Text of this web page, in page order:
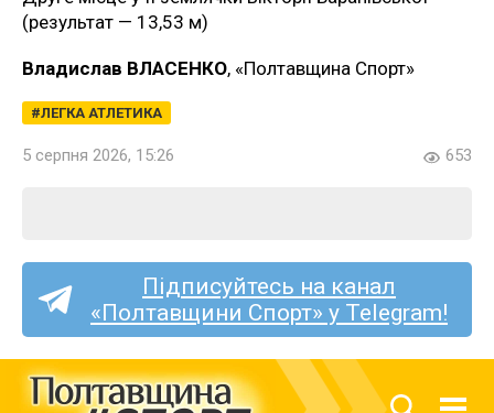
(результат — 13,53 м)
Владислав ВЛАСЕНКО, «Полтавщина Спорт»
ЛЕГКА АТЛЕТИКА
5 серпня 2026, 15:26 653
Підписуйтесь на канал
«Полтавщини Спорт» у Telegram!